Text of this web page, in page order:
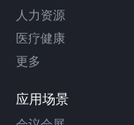
人力资源
医疗健康
更多
应用场景